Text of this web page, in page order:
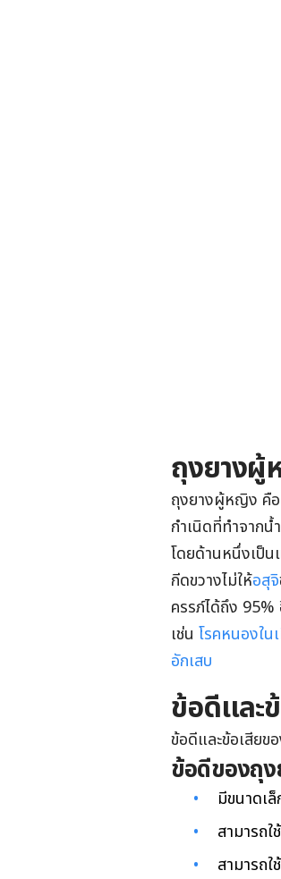
ถุงยางผู้
ถุงยางผู้หญิง คื
กำเนิดที่ทำจาก
โดยด้านหนึ่งเป็น
กีดขวางไม่ให้อสุจิ
ครรภ์ได้ถึง
เช่น โรคหนองใน
อักเสบ
ข้อดีและ
ข้อดีและข้อเสีย
ข้อดีของถุ
มีขนาดเ
สามารถ
สามารถ